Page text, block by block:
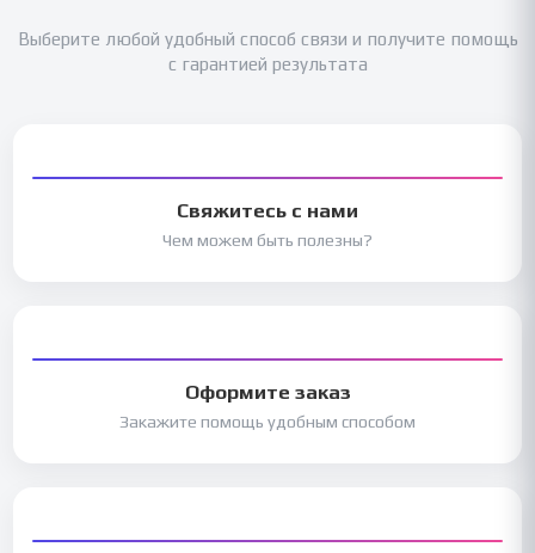
Выберите любой удобный способ связи и получите помощь
с гарантией результата
Свяжитесь с нами
Чем можем быть полезны?
Оформите заказ
Закажите помощь удобным способом